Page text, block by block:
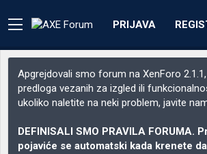
PRIJAVA
Apgrejdovali smo forum na XenForo
predloga vezanih za izgled ili
ukoliko naletite na neki problem, javite
DEFINISALI SMO PRAVILA FORUMA.
pojaviće se automatski kada krenete